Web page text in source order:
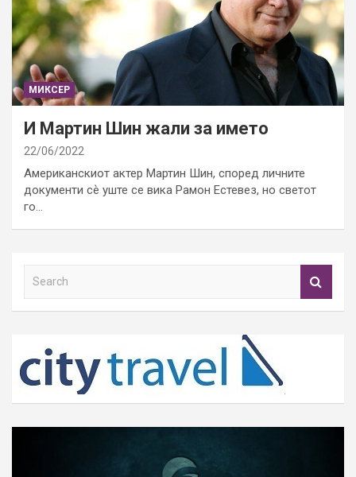
МИКСЕР
И Мартин Шин жали за името
22/06/2022
Американскиот актер Мартин Шин, според личните
документи сѐ уште се вика Рамон Естевез, но светот
го…
h